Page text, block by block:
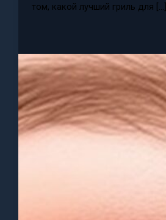
том, какой лучший гриль для […]